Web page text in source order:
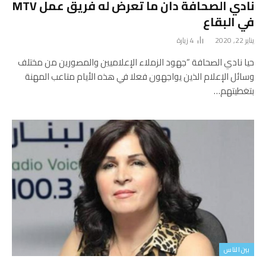
نادي الصحافة دان ما تعرض له فريق عمل MTV
في البقاع
يناير 22, 2020 4زيارة
حيا نادي الصحافة “جهود الزملاء الإعلاميين والمصورين من مختلف
وسائل الإعلام الذين يواجهون فعلا في هذه الأيام متاعب المهنة
بتغطيتهم…
بين الناس